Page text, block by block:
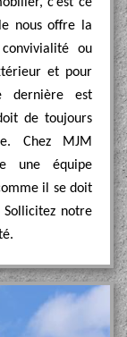
nous offre la
ou
et pour
dernière est
de toujours
Chez MJM
une équipe
il se doit
notre